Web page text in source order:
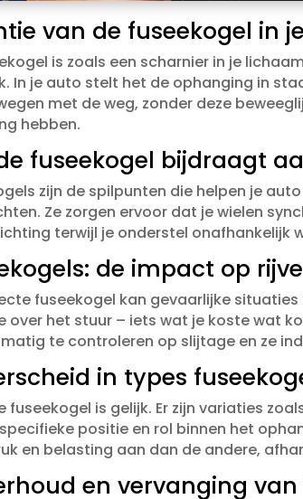
van de fuseekogel in
is zoals een scharnier in je
In je auto stelt het de ophanging in
met de weg, zonder deze
hebben.​
fuseekogel bijdraagt
zijn de spilpunten die helpen je
Ze zorgen ervoor dat je wielen
terwijl je onderstel onafhankelijk
de impact op
fuseekogel kan gevaarlijke
over het stuur – iets wat je koste wat
te controleren op slijtage en ze
in types
fuseekogel is gelijk.​ Er zijn variaties
positie en rol binnen het
en belasting aan dan de andere,
en vervanging van